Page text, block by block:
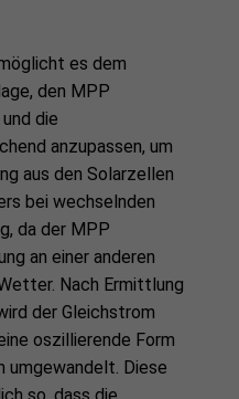
es dem
den MPP
die
anzupassen, um
aus den Solarzellen
bei wechselnden
da der MPP
an einer anderen
Nach Ermittlung
der Gleichstrom
oszillierende Form
umgewandelt. Diese
so, dass die